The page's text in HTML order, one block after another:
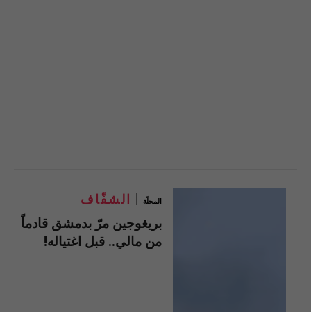
المجلّة الشفّاف
بريغوجين مرّ بدمشق قادماً
من مالي.. قبل اغتياله!